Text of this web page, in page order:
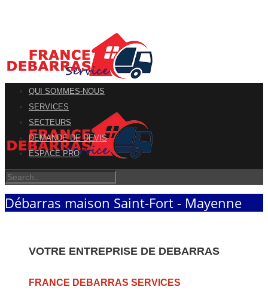
QUI SOMMES-NOUS
SERVICES
SECTEURS
DEMANDE DE DEVIS
ESPACE PRO
Débarras maison Saint-Fort - Mayenne
VOTRE ENTREPRISE DE DEBARRAS
FRANCE DEBARRAS SERVICES